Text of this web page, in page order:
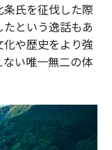
条氏を征伐した際
という逸話もあ
や歴史をより強
い唯一無二の体